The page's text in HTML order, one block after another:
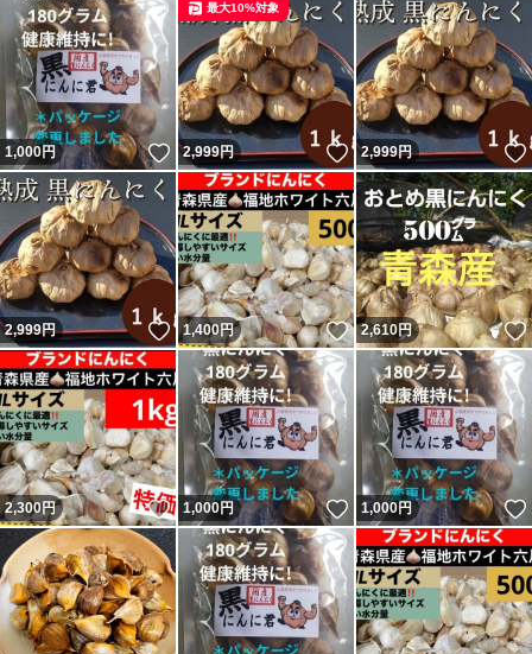
1,000円 いいね！
2,999円 いいね！
最大10%対象
2,999円
2,999円 いいね！
1,400円 いいね！
2,610円
2,300円 いいね！
1,000円 いいね！
1,000円